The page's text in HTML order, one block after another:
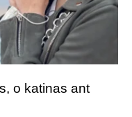
o katinas ant